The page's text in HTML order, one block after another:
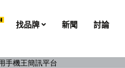
手機王簡訊平台